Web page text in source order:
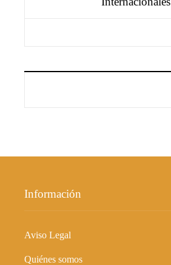
Información
Aviso Legal
Quiénes somos